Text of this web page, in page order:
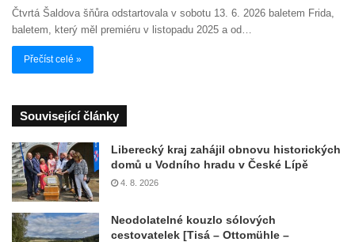
Čtvrtá Šaldova šňůra odstartovala v sobotu 13. 6. 2026 baletem Frida,
baletem, který měl premiéru v listopadu 2025 a od…
Přečíst celé »
Související články
Liberecký kraj zahájil obnovu historických
domů u Vodního hradu v České Lípě
4. 8. 2026
Neodolatelné kouzlo sólových
cestovatelek [Tisá – Ottomühle –